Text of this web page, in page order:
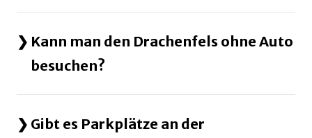
Kann man den Drachenfels ohne Auto
besuchen?
Gibt es Parkplätze an der